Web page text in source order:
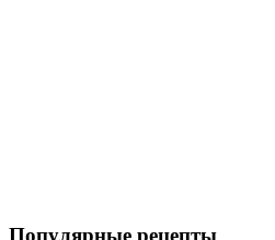
Популярные рецепты